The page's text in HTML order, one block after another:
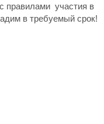
правилами участия в
в требуемый срок!